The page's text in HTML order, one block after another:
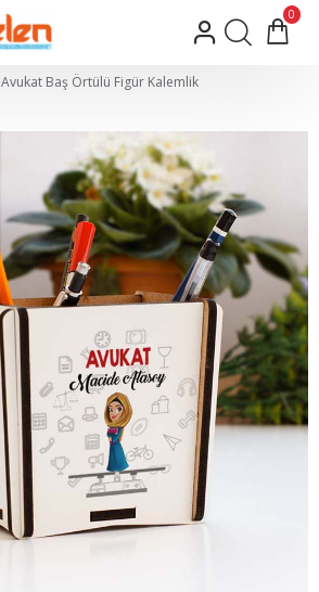
0
Avukat Baş Örtülü Figür Kalemlik